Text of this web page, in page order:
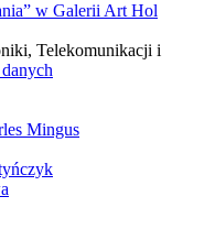
w Galerii Art Hol
Telekomunikacji i
Mingus